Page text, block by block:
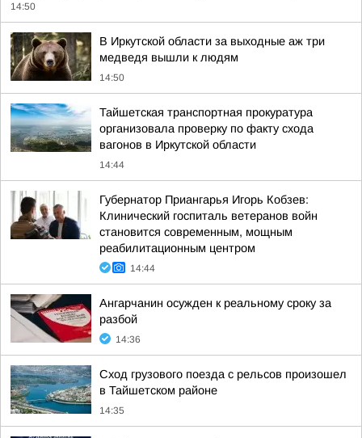
14:50
В Иркутской области за выходные аж три
медведя вышли к людям
14:50
Тайшетская транспортная прокуратура
организовала проверку по факту схода
вагонов в Иркутской области
14:44
Губернатор Приангарья Игорь Кобзев:
Клинический госпиталь ветеранов войн
становится современным, мощным
реабилитационным центром
14:44
Ангарчанин осужден к реальному сроку за
разбой
14:36
Сход грузового поезда с рельсов произошел
в Тайшетском районе
14:35